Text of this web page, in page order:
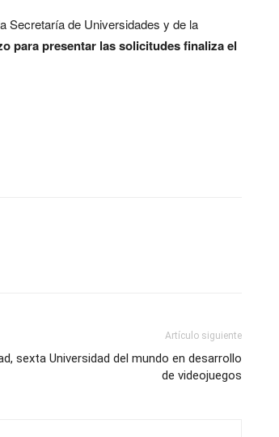
Secretaría de Universidades y de la
para presentar las solicitudes finaliza el
Artículo siguiente
sexta Universidad del mundo en desarrollo
de videojuegos